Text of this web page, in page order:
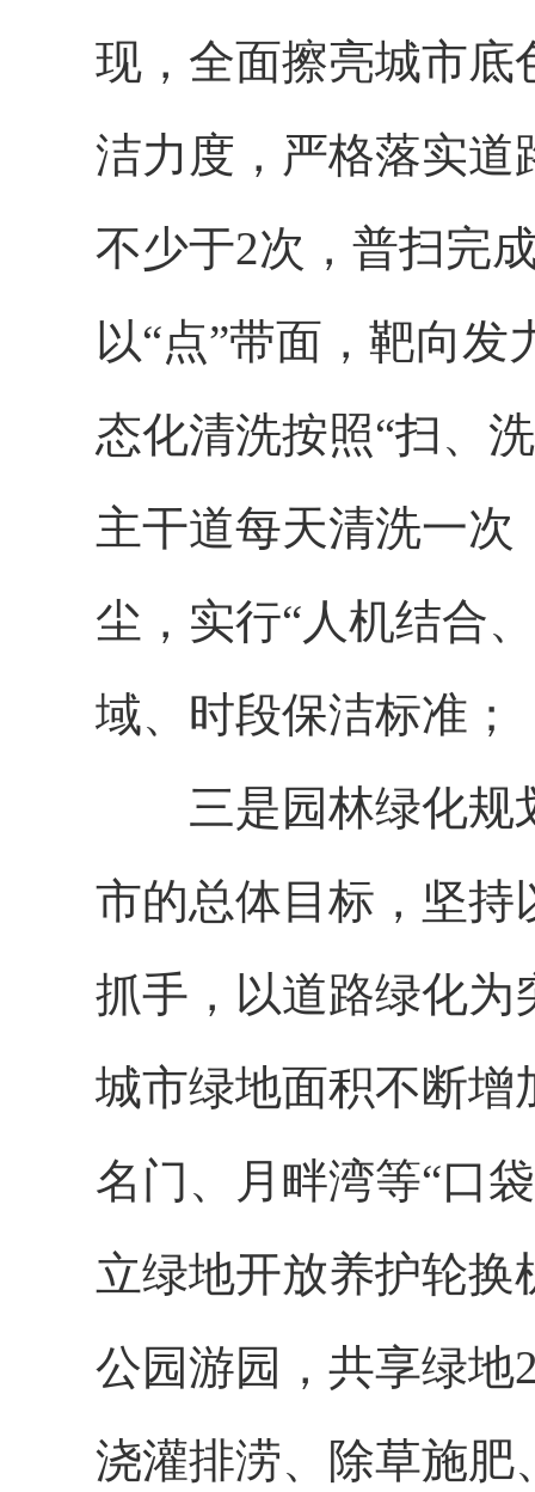
现，全面擦亮城市底
洁力度，严格落实道
不少于2次，普扫完
以“点”带面，靶向
态化清洗按照“扫、
主干道每天清洗一
尘，实行“人机结合
域、时段保洁标准；
三是园林绿化规
市的总体目标，坚持
抓手，以道路绿化为
城市绿地面积不断增
名门、月畔湾等“口
立绿地开放养护轮换
公园游园，共享绿地
浇灌排涝、除草施肥